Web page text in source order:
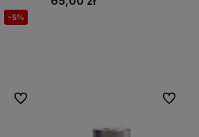
-5%
Do ulubionych Do